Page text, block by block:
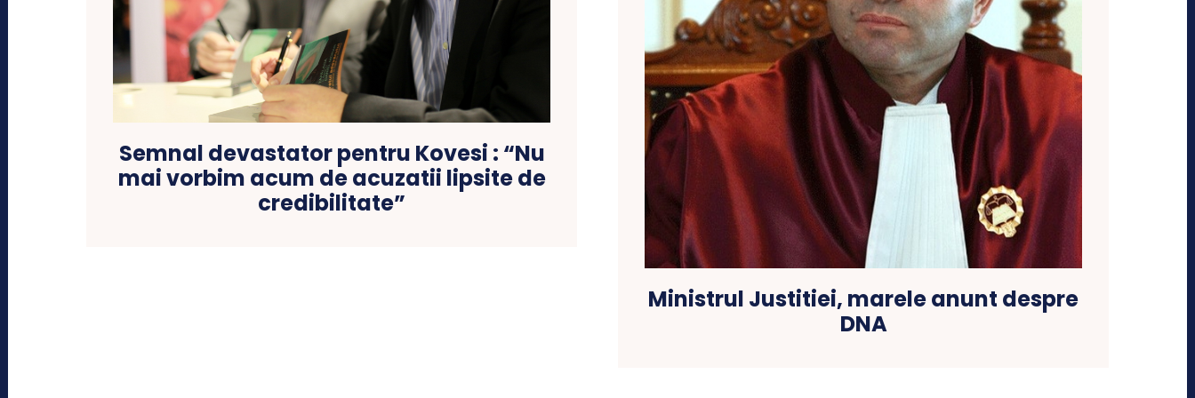
Semnal devastator pentru Kovesi : “Nu
mai vorbim acum de acuzatii lipsite de
credibilitate”
Ministrul Justitiei, marele anunt despre
DNA